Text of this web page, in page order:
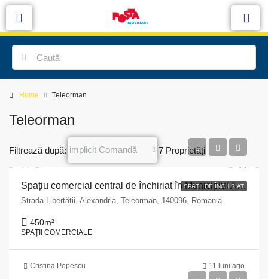
Home Teleorman
Teleorman
7 Proprietăți
Filtrează după: implicit Comandă
SPAȚII DE ÎNCHIRIAT
Spațiu comercial central de închiriat în Municipiul Alexandria str.Libertății bl L4 parter în suprafață utilă de 450 mp
Strada Libertății, Alexandria, Teleorman, 140096, Romania
450m²
SPAȚII COMERCIALE
Cristina Popescu 11 luni ago